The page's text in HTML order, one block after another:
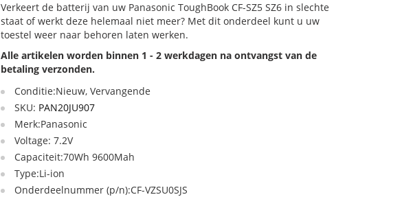
Verkeert de batterij van uw Panasonic ToughBook CF-SZ5 SZ6 in slechte
staat of werkt deze helemaal niet meer? Met dit onderdeel kunt u uw
toestel weer naar behoren laten werken.
Alle artikelen worden binnen 1 - 2 werkdagen na ontvangst van de
betaling verzonden.
Conditie:Nieuw, Vervangende
SKU: PAN20JU907
Merk:Panasonic
Voltage: 7.2V
Capaciteit:70Wh 9600Mah
Type:Li-ion
Onderdeelnummer (p/n):CF-VZSU0SJS